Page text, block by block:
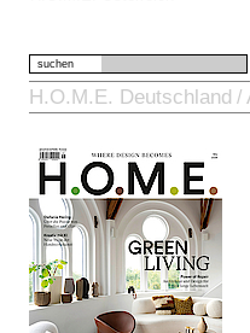
suchen
H.O.M.E. Deutschland /